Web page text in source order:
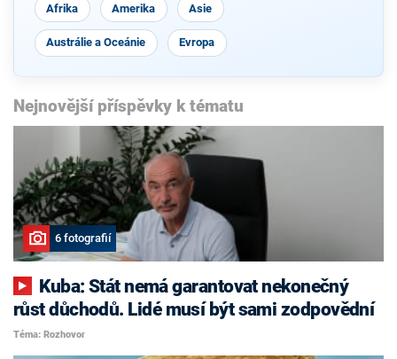
Afrika Amerika Asie
Austrálie a Oceánie Evropa
Nejnovější příspěvky k tématu
6 fotografií
růst důchodů. Lidé musí být sami zodpovědní
Téma: Rozhovor